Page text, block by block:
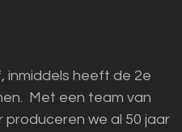
inmiddels heeft de 2e
Met een team van
we al 50 jaar